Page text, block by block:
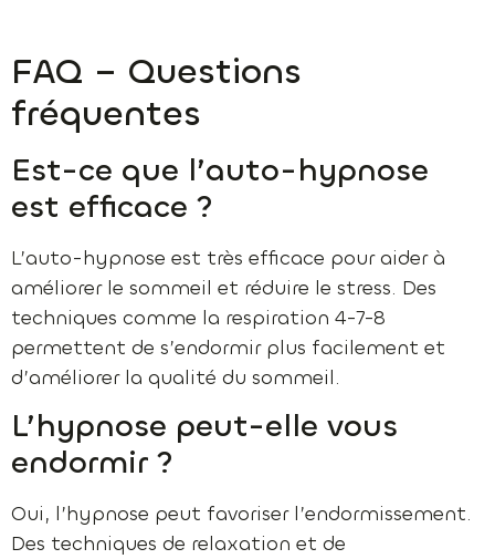
FAQ – Questions
fréquentes
Est-ce que l’auto-hypnose
est efficace ?
L’auto-hypnose est très efficace pour aider à
améliorer le sommeil et réduire le stress. Des
techniques comme la respiration 4-7-8
permettent de s’endormir plus facilement et
d’améliorer la qualité du sommeil.
L’hypnose peut-elle vous
endormir ?
Oui, l’hypnose peut favoriser l’endormissement.
Des techniques de relaxation et de